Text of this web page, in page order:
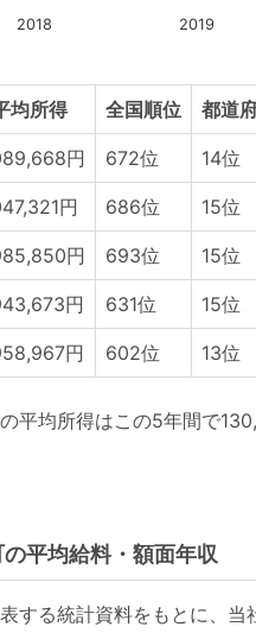
2018 2019
均所得 全国順位 都道
円 672位 14位
円 686位 15位
円 693位 15位
円 631位 15位
円 602位 13位
平均所得はこの5年間で
平均給料・額面年収
する統計資料をもとに、当